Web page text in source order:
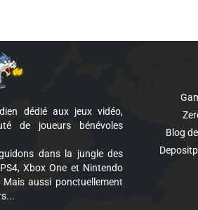
dédié aux jeux vidéo,
de joueurs bénévoles
dans la jungle des
Xbox One et Nintendo
aussi ponctuellement
Blog